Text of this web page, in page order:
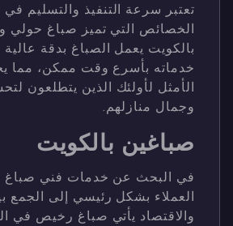
تعتبر سرعة التنفيذ والتسليم
الخصائص التي تميز صباغ حولي
بالكويت يعمل الصباغ بدقة
خدماته بأسرع وقت ممكن، مما
الأمثل لأولئك الذين يتطلعون
وجمال منازلهم.
صباغين بالكويت
في البحث عن خدمات فني
العملاء بشكل رئيسي إلى الجمع
والاقتصاد يأتي صباغ رخيص في